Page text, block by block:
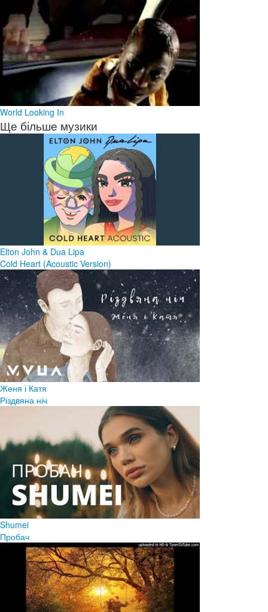
World Looking In
Ще більше музики
Elton John & Dua Lipa
Cold Heart (Acoustic Version)
Женя і Катя
Різдвяна ніч
Shumei
Пробач